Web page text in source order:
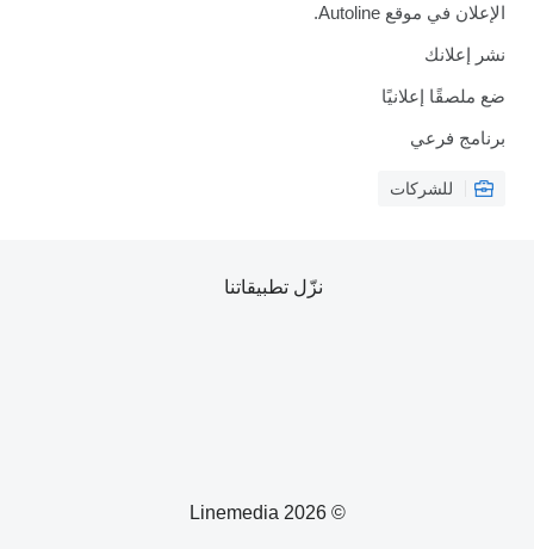
الإعلان في موقع Autoline.
نشر إعلانك
ضع ملصقًا إعلانيًا
برنامج فرعي
للشركات
© 2026 Linemedia
نزّل تطبيقاتنا